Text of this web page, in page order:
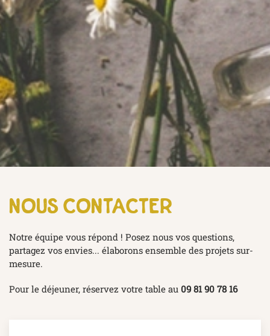
nous contacter
Notre équipe vous répond ! Posez nous vos questions,
partagez vos envies... élaborons ensemble des projets sur-
mesure.
Pour le déjeuner, réservez votre table au 09 81 90 78 16